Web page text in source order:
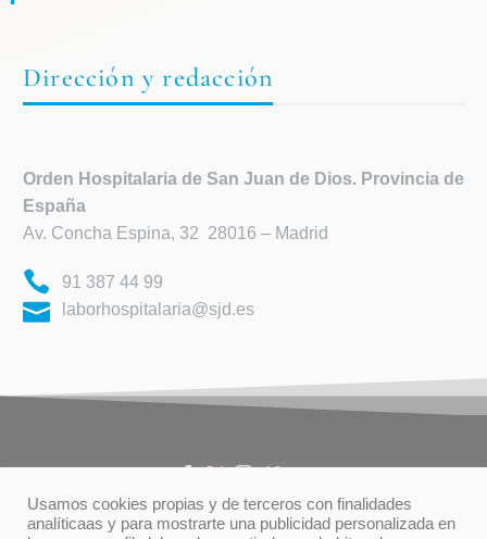
Dirección y redacción
Orden Hospitalaria de San Juan de Dios. Provincia de
España
Av. Concha Espina, 32 28016 – Madrid
91 387 44 99
laborhospitalaria@sjd.es
Usamos cookies propias y de terceros con finalidades
analíticaas y para mostrarte una publicidad personalizada en